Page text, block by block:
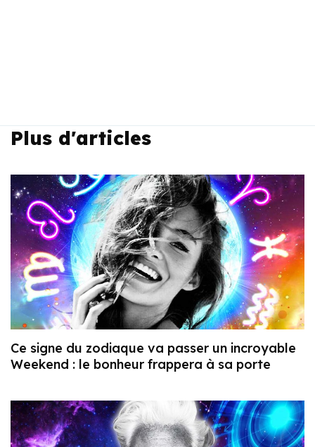
Plus d'articles
Ce signe du zodiaque va passer un incroyable
Weekend : le bonheur frappera à sa porte